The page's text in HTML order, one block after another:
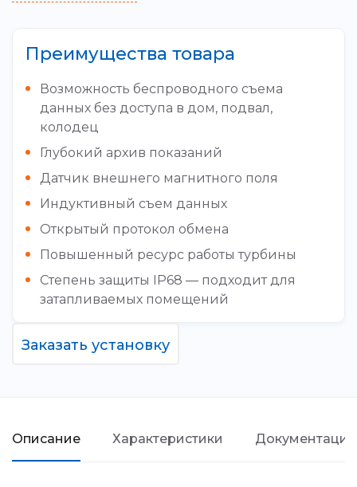
Преимущества товара
Возможность беспроводного съема
данных без доступа в дом, подвал,
колодец
Глубокий архив показаний
Датчик внешнего магнитного поля
Индуктивный съем данных
Открытый протокол обмена
Повышенный ресурс работы турбины
Степень защиты IP68 — подходит для
затапливаемых помещений
Заказать установку
Описание Характеристики